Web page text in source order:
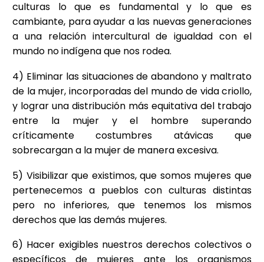
culturas lo que es fundamental y lo que es
cambiante, para ayudar a las nuevas generaciones
a una relación intercultural de igualdad con el
mundo no indígena que nos rodea.
4) Eliminar las situaciones de abandono y maltrato
de la mujer, incorporadas del mundo de vida criollo,
y lograr una distribución más equitativa del trabajo
entre la mujer y el hombre superando
críticamente costumbres atávicas que
sobrecargan a la mujer de manera excesiva.
5) Visibilizar que existimos, que somos mujeres que
pertenecemos a pueblos con culturas distintas
pero no inferiores, que tenemos los mismos
derechos que las demás mujeres.
6) Hacer exigibles nuestros derechos colectivos o